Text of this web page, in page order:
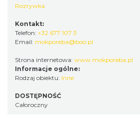
Rozrywka
Kontakt:
Telefon: +32 677 107 3
Email: mokporeba@boo.pl
Strona internetowa: www.mokporeba.pl
Informacje ogólne:
Rodzaj obiektu: Inne
DOSTĘPNOŚĆ
Całoroczny